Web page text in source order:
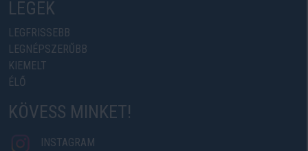
LEGEK
LEGFRISSEBB
LEGNÉPSZERŰBB
KIEMELT
ÉLŐ
KÖVESS MINKET!
INSTAGRAM